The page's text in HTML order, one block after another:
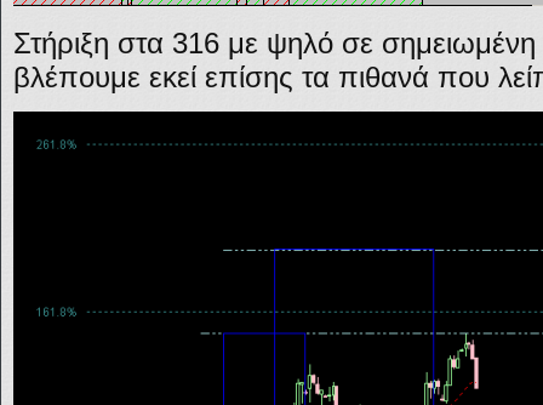
Στήριξη στα 316 με ψηλό σε
βλέπουμε εκεί επίσης τα πιθανά που